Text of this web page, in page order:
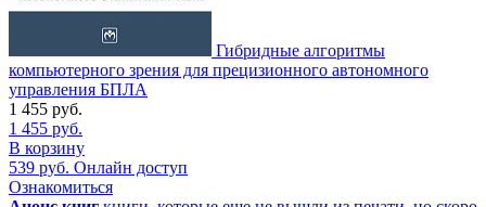
Гибридные алгоритмы
компьютерного зрения для прецизионного автономного
управления БПЛА
1 455 руб.
1 455 руб.
В корзину
539 руб. Онлайн доступ
Ознакомиться